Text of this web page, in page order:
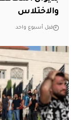
والاختلاس
قبل أسبوع واحد